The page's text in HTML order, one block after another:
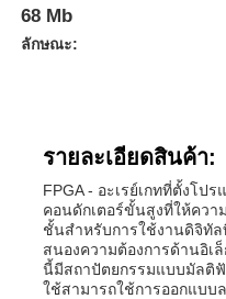
68 Mb
ลักษณะ:
รายละเอียดสินค้า:
FPGA - อะเรย์เกทที่ตั้งโป
คอนดักเตอร์ขั้นสูงที่ให้คว
ชั้นสำหรับการใช้งานดิจิทั
สนองความต้องการด้านอิเ
นี้มีสถาปัตยกรรมแบบมัลติ
ใช้สามารถใช้การออกแบบ